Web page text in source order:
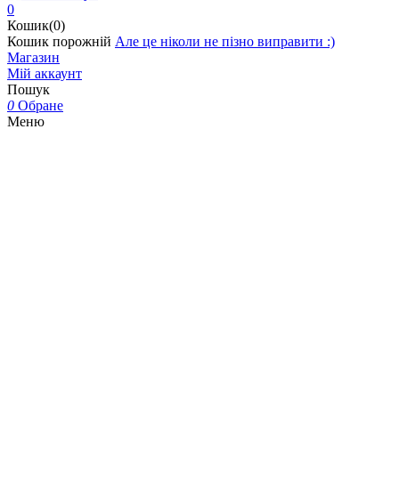
0
Кошик(0)
Кошик порожній Але це ніколи не пізно виправити :)
Магазин
Мій аккаунт
Пошук
0 Обране
Меню